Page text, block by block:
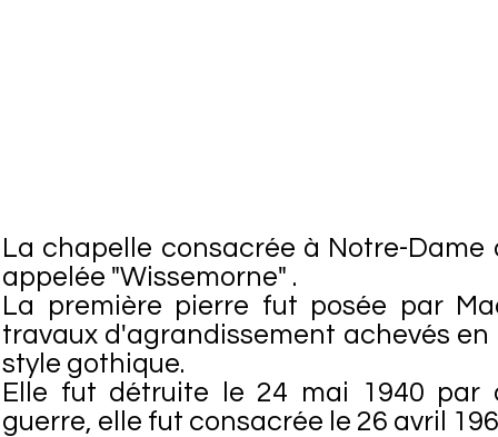
La chapelle consacrée à Notre-
appelée "Wissemorne" .
La première pierre fut posée par
travaux d'agrandissement achevés
style gothique.
Elle fut détruite le 24 mai 1940 par
guerre, elle fut consacrée le 26 avril